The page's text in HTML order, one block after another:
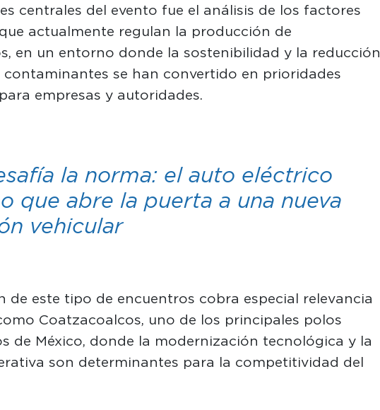
centrales del evento fue el análisis de los factores
actualmente regulan la producción de
en un entorno donde la sostenibilidad y la reducción
contaminantes se han convertido en prioridades
empresas y autoridades.
la norma: el auto eléctrico
que abre la puerta a una nueva
vehicular
de este tipo de encuentros cobra especial relevancia
Coatzacoalcos, uno de los principales polos
de México, donde la modernización tecnológica y la
son determinantes para la competitividad del